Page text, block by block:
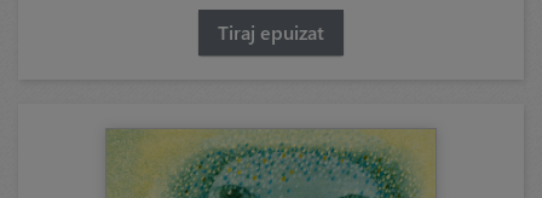
Tiraj epuizat